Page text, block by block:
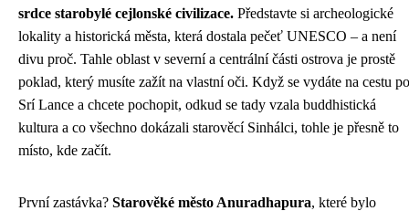
srdce starobylé cejlonské civilizace. Představte si archeologické
lokality a historická města, která dostala pečeť UNESCO – a není
divu proč. Tahle oblast v severní a centrální části ostrova je prostě
poklad, který musíte zažít na vlastní oči. Když se vydáte na cestu po
Srí Lance a chcete pochopit, odkud se tady vzala buddhistická
kultura a co všechno dokázali starověcí Sinhálci, tohle je přesně to
místo, kde začít.
První zastávka? Starověké město Anuradhapura, které bylo